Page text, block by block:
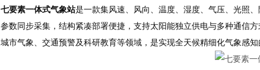
七要素一体式气象站是一款集风速、风向、温度、湿度、气压、光照
参数同步采集，结构紧凑部署便捷，支持太阳能独立供电与多种通信
城市气象、交通预警及科研教育等领域，是实现全天候精细化气象感知